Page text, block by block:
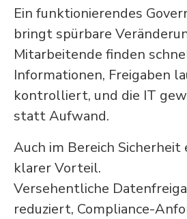
Ein funktionierendes
bringt spürbare
Mitarbeitende finden
Informationen, Freigaben
kontrolliert, und die IT
statt Aufwand.
Auch im Bereich
klarer Vorteil.
Versehentliche
reduziert, Compliance-